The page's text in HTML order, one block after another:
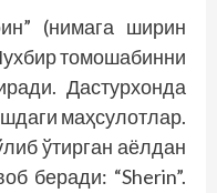
(нимага ширин
томошабинни
Дастурхонда
маҳсулотлар.
ўтирган аёлдан
беради: “Sherin”.